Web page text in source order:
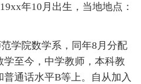
年10月出生，当地地点：
学院数学系，同年8月分配
至今，中学教师，本科教
通话水平B等上。自从加入